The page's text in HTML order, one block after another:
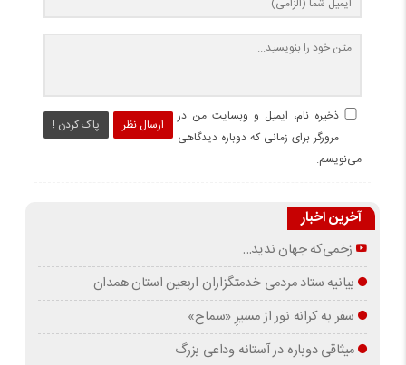
ارسال نظر پاک کردن !
ذخیره نام، ایمیل و وبسایت من در
مرورگر برای زمانی که دوباره دیدگاهی
می‌نویسم.
آخرین اخبار
زخمی‌که جهان ندید…
بیانیه ستاد مردمی خدمتگزاران اربعین استان همدان
سفر به کرانه‌ نور از مسیرِ «سماح»
میثاقی دوباره در آستانه‌ وداعی بزرگ